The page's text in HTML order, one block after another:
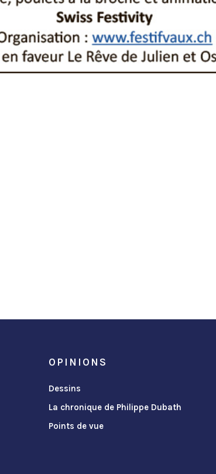
OPINIONS
Dessins
La chronique de Philippe Dubath
Points de vue